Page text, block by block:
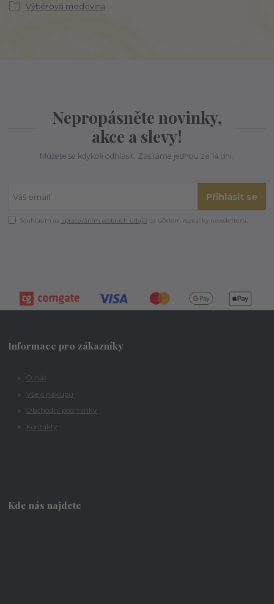
Výběrová medovina
Nepropásněte novinky,
akce a slevy!
Můžete se kdykoli odhlásit. Zasíláme jednou za 14 dní.
Přihlásit se
Souhlasím se zpracováním osobních údajů za účelem rozesílky newsletteru.
Informace pro zákazníky
O nás
Vše o nákupu
Obchodní podmínky
Kontakty
Kde nás najdete